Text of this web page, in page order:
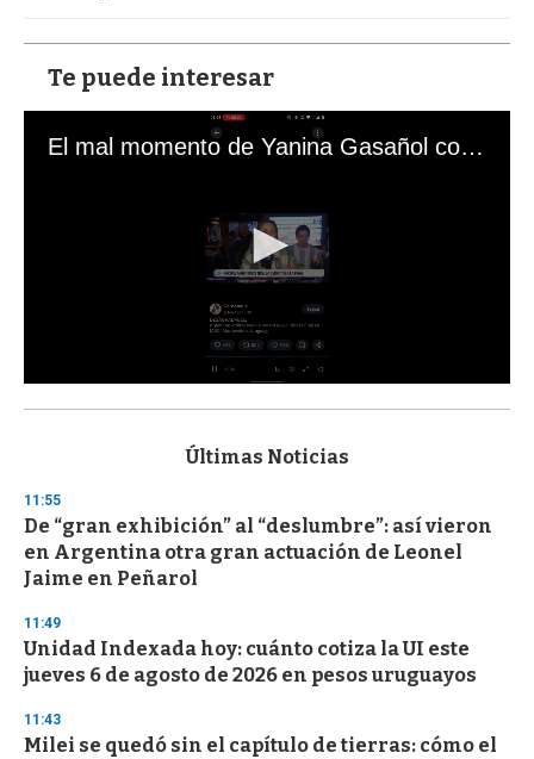
Te puede interesar
El mal momento de Yanina Gasañol con un hincha argentino en "Subrayado"
s
d
s
o
f
3
s
e
c
o
d
s
Últimas Noticias
11:55
De “gran exhibición” al “deslumbre”: así vieron
en Argentina otra gran actuación de Leonel
Jaime en Peñarol
11:49
Unidad Indexada hoy: cuánto cotiza la UI este
jueves 6 de agosto de 2026 en pesos uruguayos
11:43
Milei se quedó sin el capítulo de tierras: cómo el